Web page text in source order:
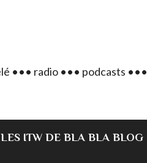
••• radio ••• podcasts •••
LES ITW DE BLA BLA BLOG